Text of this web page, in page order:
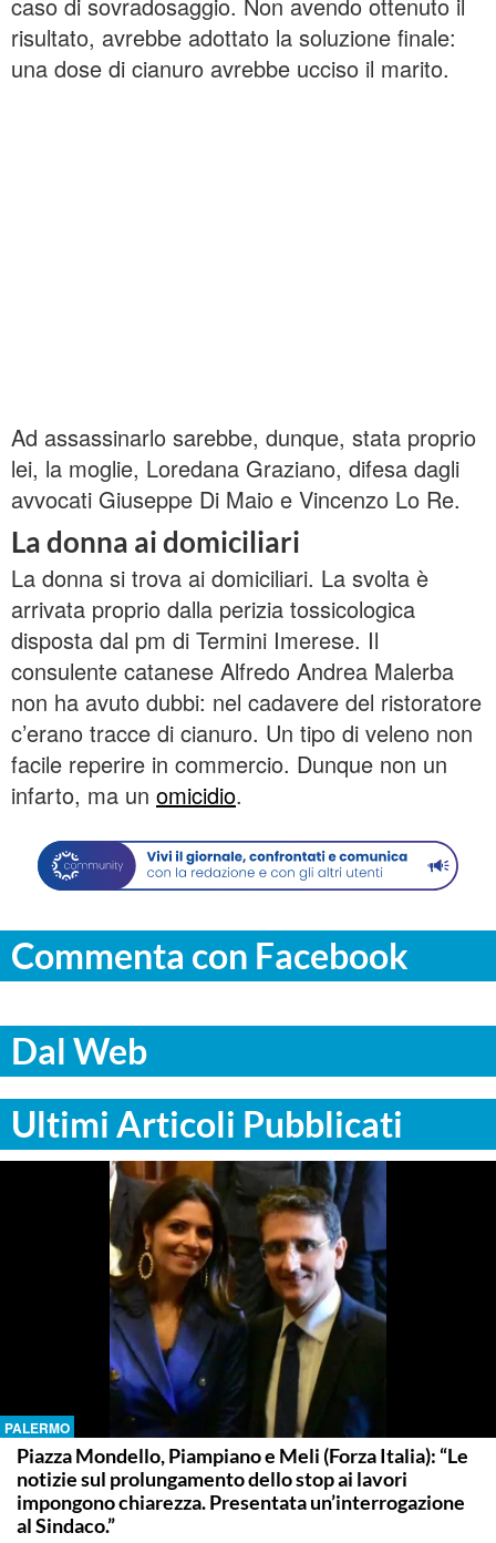
risultato, avrebbe adottato la soluzione finale:
una dose di cianuro avrebbe ucciso il marito.
Ad assassinarlo sarebbe, dunque, stata proprio
lei, la moglie, Loredana Graziano, difesa dagli
avvocati Giuseppe Di Maio e Vincenzo Lo Re.
La donna ai domiciliari
La donna si trova ai domiciliari. La svolta è
arrivata proprio dalla perizia tossicologica
disposta dal pm di Termini Imerese. Il
consulente catanese Alfredo Andrea Malerba
non ha avuto dubbi: nel cadavere del ristoratore
c’erano tracce di cianuro. Un tipo di veleno non
facile reperire in commercio. Dunque non un
infarto, ma un omicidio.
Commenta con Facebook
Dal Web
Ultimi Articoli Pubblicati
PALERMO
Piazza Mondello, Piampiano e Meli (Forza Italia): “Le
notizie sul prolungamento dello stop ai lavori
impongono chiarezza. Presentata un’interrogazione
al Sindaco.”